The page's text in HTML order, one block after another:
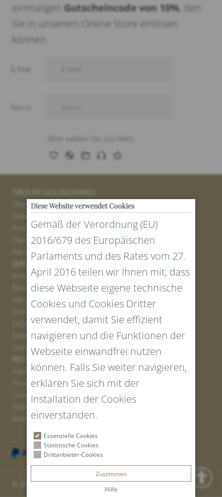
einmaligen Gutscheincode von 10%, den
Sie in unserem Online Store einlösen
können.
TIROLER GOLDSCHMIED
Über uns
Atelier
Presse
Filialen
Partner
SERVICE
Kontakt
Retourenportal
Versand
Newsletter Anmelden
Gutschein erstellen
RECHTLICHES UND DATENSCHUTZ
Impressum
Privacy Policy
Cookies
Widerrufsrecht
© 2026 Tiroler Goldschmied GmbH | Vat ID: IT 00766010219
Diese Website verwendet Cookies
Gemäß der Verordnung (EU)
2016/679 des Europäischen
Parlaments und des Rates vom 27.
April 2016 teilen wir Ihnen mit, dass
diese Webseite eigene technische
Cookies und Cookies Dritter
verwendet, damit Sie effizient
navigieren und die Funktionen der
Webseite einwandfrei nutzen
können. Falls Sie weiter navigieren,
erklären Sie sich mit der
Installation der Cookies
einverstanden.
Essenzielle Cookies
Statistische Cookies
Drittanbieter-Cookies
Zustimmen
Hilfe